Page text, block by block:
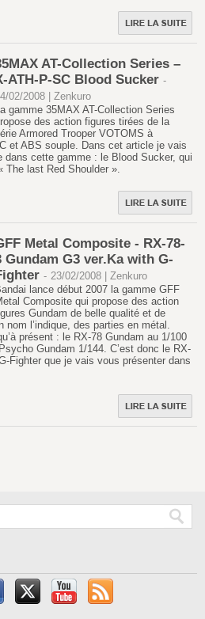
AT-Collection Series –
ATH-P-SC Blood Sucker -
02/2008 | Zenkuro
gamme 35MAX AT-Collection Series
des action figures tirées de la
Armored Trooper VOTOMS à
et ABS souple. Dans cet article je vais
dans cette gamme : le Blood Sucker, qui
The last Red Shoulder ».
Metal Composite - RX-78-
Gundam G3 ver.Ka with G-
- 23/02/2008 | Zenkuro
lance début 2007 la gamme GFF
Composite qui propose des action
Gundam de belle qualité et de
l’indique, des parties en métal.
présent : le RX-78 Gundam au 1/100
Gundam 1/144. C’est donc le RX-
Fighter que je vais vous présenter dans